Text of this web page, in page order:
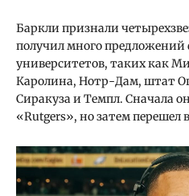
Баркли признали
получил много
университетов, таких как
Каролина, Нотр-Дам, штат
Сиракуза и Темпл. Сначала
«Rutgers», но затем перешел